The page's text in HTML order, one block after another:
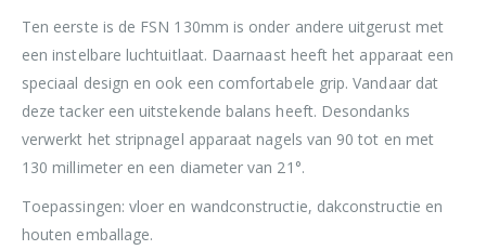
Ten eerste is de FSN 130mm is onder andere uitgerust met
een instelbare luchtuitlaat. Daarnaast heeft het apparaat een
speciaal design en ook een comfortabele grip. Vandaar dat
deze tacker een uitstekende balans heeft. Desondanks
verwerkt het stripnagel apparaat nagels van 90 tot en met
130 millimeter en een diameter van 21°.
Toepassingen: vloer en wandconstructie, dakconstructie en
houten emballage.